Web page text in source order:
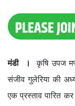
मंडी ।
कृषि उपज
संजीव गुलेरिया की
एक प्रस्ताव पारित